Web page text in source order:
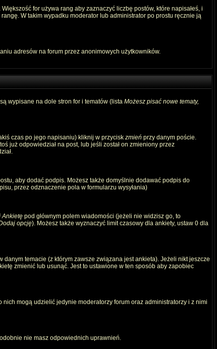
for używa rang aby zaznaczyć liczbę postów, które napisałeś, i
W takim wypadku moderator lub administrator po prostu ręcznie ją
adresów na forum przez anonimowych użytkowników.
wypisane na dole stron for i tematów (lista Możesz pisać nowe tematy,
czas po jego napisaniu) kliknij w przycisk zmień przy danym poście.
już odpowiedział na post, lub jeśli został on zmieniony przez
aby dodać podpis. Możesz także domyślnie dodawać podpis do
przez odznaczenie pola w formularzu wysyłania)
Ankietę pod głównym polem wiadomości (jeżeli nie widzisz go, to
opcję). Możesz także wyznaczyć limit czasowy dla ankiety, ustaw 0 dla
temacie (z którym zawsze związana jest ankieta). Jeżeli nikt jeszcze
zmienić lub usunąć. Jest to ustawione w ten sposób aby zapobiec
mogą udzielić jedynie moderatorzy forum oraz administratorzy i z nimi
nie masz odpowiednich uprawnień.